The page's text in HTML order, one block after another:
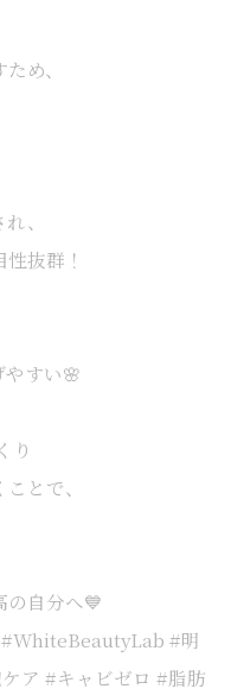
め、
、
抜群！
すい🌸
り
とで、
の自分へ💙
#明
ア #キャビゼロ #脂肪